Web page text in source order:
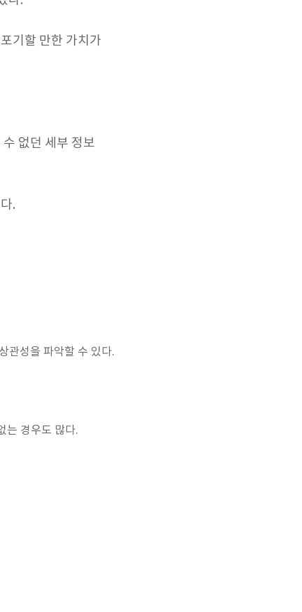
기할 만한 가치가
없던 세부 정보
.
관성을 파악할 수 있다.
는 경우도 많다.